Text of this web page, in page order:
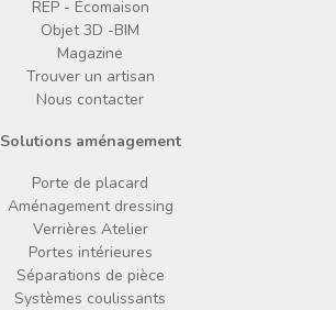
REP - Écomaison
Objet 3D -BIM
Magazine
Trouver un artisan
Nous contacter
Solutions aménagement
Porte de placard
Aménagement dressing
Verrières Atelier
Portes intérieures
Séparations de pièce
Systèmes coulissants